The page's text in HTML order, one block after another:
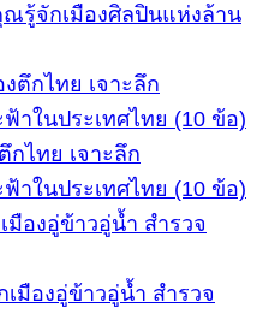
ณรู้จักเมืองศิลปินแห่งล้าน
กไทย เจาะลึก
าในประเทศไทย (10 ข้อ)
เมืองอู่ข้าวอู่น้ำ สำรวจ